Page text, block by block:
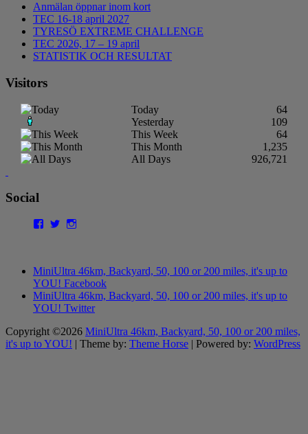
Anmälan öppnar inom kort
TEC 16-18 april 2027
TYRESÖ EXTREME CHALLENGE
TEC 2026, 17 – 19 april
STATISTIK OCH RESULTAT
Visitors
Today
64
Yesterday
109
This Week
64
This Month
1,235
All Days
926,721
Social
Facebook
Twitter
MiniUltra 46km, Backyard, 50, 100 or 200 miles, it's up to
YOU! Facebook
MiniUltra 46km, Backyard, 50, 100 or 200 miles, it's up to
YOU! Twitter
Copyright ©2026 MiniUltra 46km, Backyard, 50, 100 or 200 miles,
it's up to YOU! | Theme by: Theme Horse | Powered by: WordPress